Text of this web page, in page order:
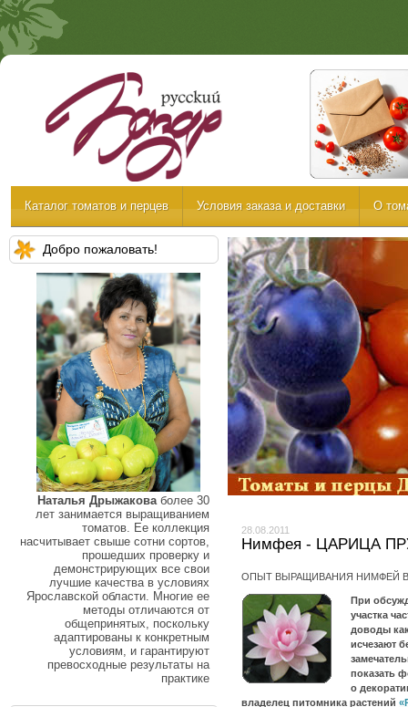
Каталог томатов и перцев Условия заказа и доставки О
Добро пожаловать!
Наталья Дрыжаковаболее 30
лет занимается выращиванием
томатов. Ее коллекция
насчитывает свыше сотни сортов,
прошедших проверку и
демонстрирующих все свои
лучшие качества в условиях
Ярославской области. Многие ее
методы отличаются от
общепринятых, поскольку
адаптированы к конкретным
условиям, и гарантируют
превосходные результаты на
практике
28.08.2011
Нимфея - ЦАРИЦА
ОПЫТ ВЫРАЩИВАНИЯ НИМФЕЙ
При
участка
доводы
исчезают
показать
о
владелец питомника растений